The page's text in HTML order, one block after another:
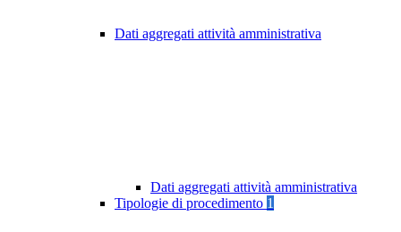
Dati aggregati attività amministrativa
Dati aggregati attività amministrativa
Tipologie di procedimento 1